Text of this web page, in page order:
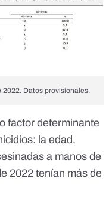
2022. Datos provisionales.
factor determinante
la edad.
a manos de
2022 tenían más de